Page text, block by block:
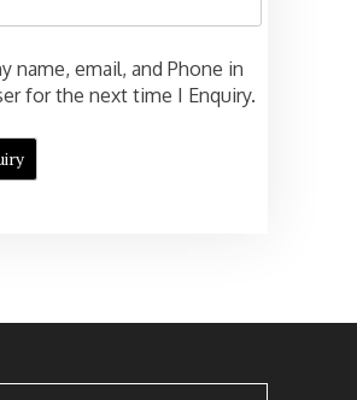
name, email, and Phone in
for the next time I Enquiry.